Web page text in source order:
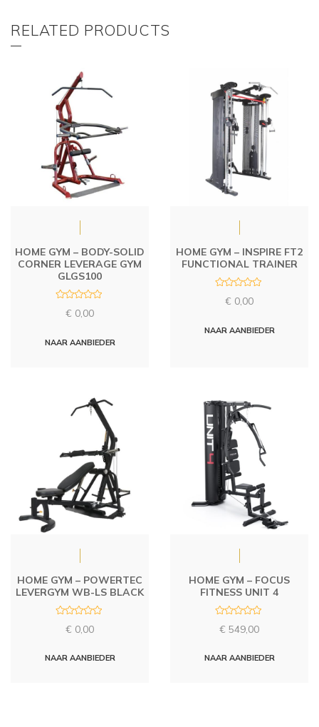
RELATED PRODUCTS
HOME GYM – BODY-SOLID
CORNER LEVERAGE GYM
GLGS100
d
€ 0,00
NAAR AANBIEDER
HOME GYM – INSPIRE FT2
FUNCTIONAL TRAINER
d
€ 0,00
NAAR AANBIEDER
HOME GYM – POWERTEC
LEVERGYM WB-LS BLACK
d
€ 0,00
NAAR AANBIEDER
HOME GYM – FOCUS
FITNESS UNIT 4
a
d
€ 549,00
NAAR AANBIEDER